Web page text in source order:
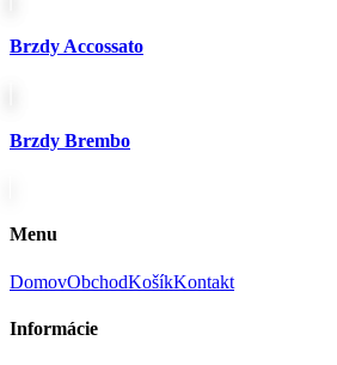
Brzdy Accossato
Brzdy Brembo
Menu
DomovObchodKošíkKontakt
Informácie